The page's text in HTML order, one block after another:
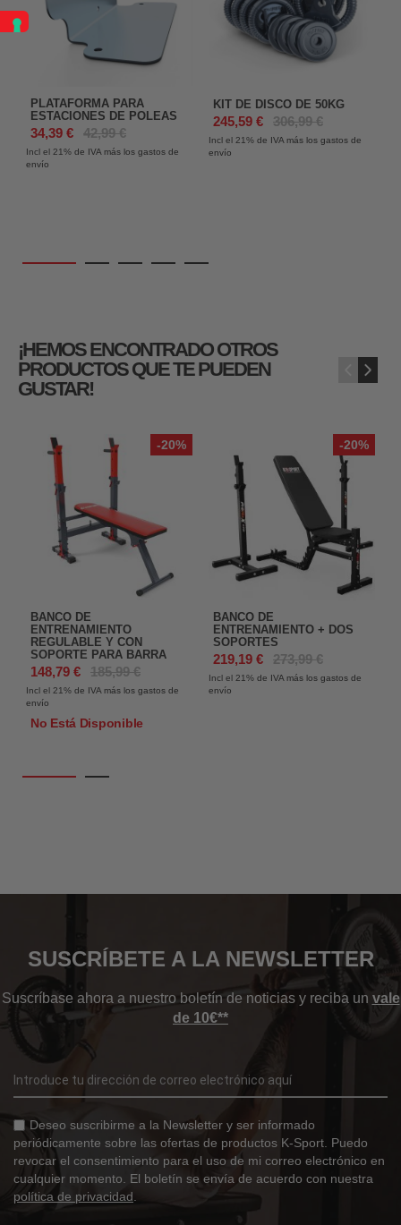
PLATAFORMA PARA
ESTACIONES DE POLEAS
34,39 € 42,99 €
Incl el 21% de IVA más los gastos de
envío
KIT DE DISCO DE 50KG
245,59 € 306,99 €
Incl el 21% de IVA más los gastos de
envío
¡HEMOS ENCONTRADO OTROS
PRODUCTOS QUE TE PUEDEN
GUSTAR!
›
-20%
BANCO DE
ENTRENAMIENTO
REGULABLE Y CON
SOPORTE PARA BARRA
148,79 € 185,99 €
Incl el 21% de IVA más los gastos de
envío
No Está Disponible
-20%
BANCO DE
ENTRENAMIENTO + DOS
SOPORTES
219,19 € 273,99 €
Incl el 21% de IVA más los gastos de
envío
SUSCRÍBETE A LA NEWSLETTER
Suscríbase ahora a nuestro boletín de noticias y reciba un vale
de 10€**
Deseo suscribirme a la Newsletter y ser informado
periódicamente sobre las ofertas de productos K-Sport. Puedo
revocar el consentimiento para el uso de mi correo electrónico en
cualquier momento. El boletín se envía de acuerdo con nuestra
política de privacidad.